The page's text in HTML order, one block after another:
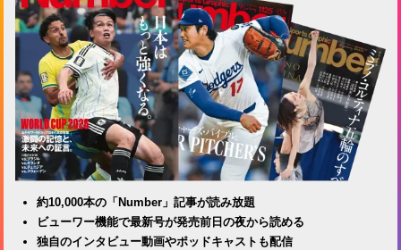
約10,000本の「Number」記事が読み放題
ビューワー機能で最新号が発売前日の夜から読める
独自のインタビュー動画やポッドキャストも配信